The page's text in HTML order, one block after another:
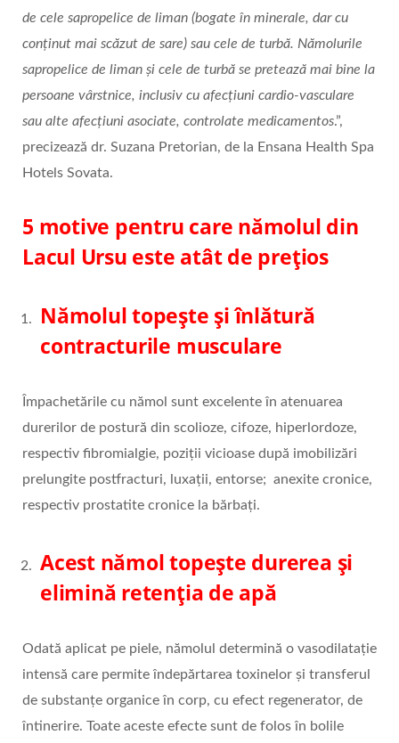
de cele sapropelice de liman (bogate în minerale, dar cu
conținut mai scăzut de sare) sau cele de turbă. Nămolurile
sapropelice de liman și cele de turbă se pretează mai bine la
persoane vârstnice, inclusiv cu afecțiuni cardio-vasculare
sau alte afecțiuni asociate, controlate medicamentos.”,
precizează dr. Suzana Pretorian, de la Ensana Health Spa
Hotels Sovata.
5 motive pentru care nămolul din
Lacul Ursu este atât de prețios
Nămolul topește și înlătură
contracturile musculare
Împachetările cu nămol sunt excelente în atenuarea
durerilor de postură din scolioze, cifoze, hiperlordoze,
respectiv fibromialgie, poziții vicioase după imobilizări
prelungite postfracturi, luxații, entorse; anexite cronice,
respectiv prostatite cronice la bărbați.
Acest nămol topește durerea și
elimină retenția de apă
Odată aplicat pe piele, nămolul determină o vasodilatație
intensă care permite îndepărtarea toxinelor și transferul
de substanțe organice în corp, cu efect regenerator, de
întinerire. Toate aceste efecte sunt de folos în bolile